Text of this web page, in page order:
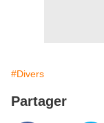
#Divers
Partager